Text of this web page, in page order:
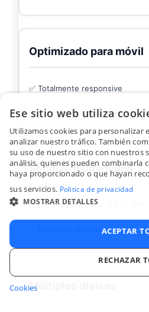
Optimizado para móvil
✅ Totalmente responsive
✅ Totalmente responsive
Soporte multiidioma
✅ 5 idiomas (EN, FR, ES, IT, PT)
Múltiples divisas
Ese sitio web utiliza
Utilizamos cookies para personalizar
analizar nuestro tráfico. También
su uso de nuestro sitio con nuestros
análisis, quienes pueden combinarla
haya proporcionado o que hayan
sus servicios. Politica de privacidad
MOSTRAR DETALLES
ACEPTAR
RECHAZAR
COOKIES ESTRICTAMENTE
Cookies